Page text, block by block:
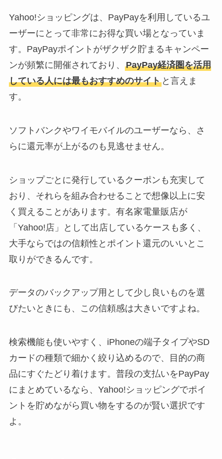
Yahoo!ショッピングは、PayPayを利用しているユ
ーザーにとって非常にお得な買い場となっていま
す。PayPayポイントがザクザク貯まるキャンペー
ンが頻繁に開催されており、 PayPay経済圏を活用
している人には最もおすすめのサイトと言えま
す。
ソフトバンクやワイモバイルのユーザーなら、さ
らに還元率が上がるのも見逃せません。
ショップごとに発行しているクーポンも充実して
おり、それらを組み合わせることで想像以上に安
く買えることがあります。有名家電量販店が
「Yahoo!店」として出店しているケースも多く、
大手ならではの信頼性とポイント還元のいいとこ
取りができるんです。
データのバックアップ用として少し良いものを選
びたいときにも、この信頼感は大きいですよね。
検索機能も使いやすく、iPhoneの端子タイプやSD
カードの種類で細かく絞り込めるので、目的の商
品にすぐたどり着けます。普段の支払いをPayPay
にまとめているなら、Yahoo!ショッピングでポイ
ントを貯めながら買い物をするのが賢い選択です
よ。